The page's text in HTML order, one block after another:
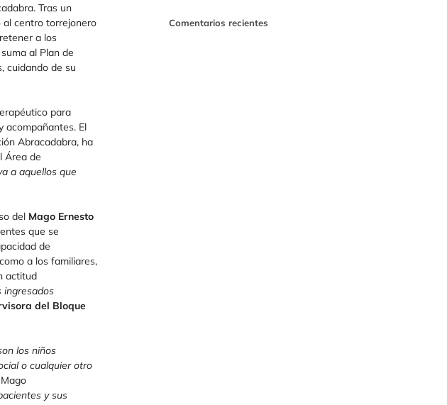
Tras un
al centro torrejonero
a los
al Plan de
cuidando de su
para
acompañantes. El
Abracadabra, ha
Área de
a aquellos que
del Mago Ernesto
que se
de
a los familiares,
actitud
ingresados
del Bloque
los niños
o cualquier otro
y sus
Comentarios recientes